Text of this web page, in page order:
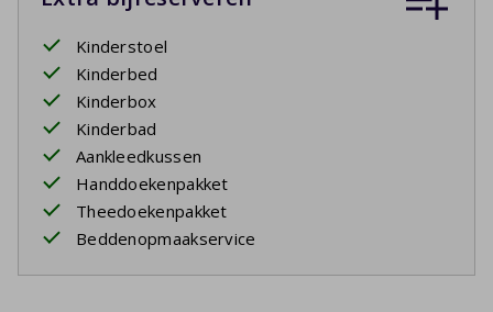
Kinderstoel
Kinderbed
Kinderbox
Kinderbad
Aankleedkussen
Handdoekenpakket
Theedoekenpakket
Beddenopmaakservice